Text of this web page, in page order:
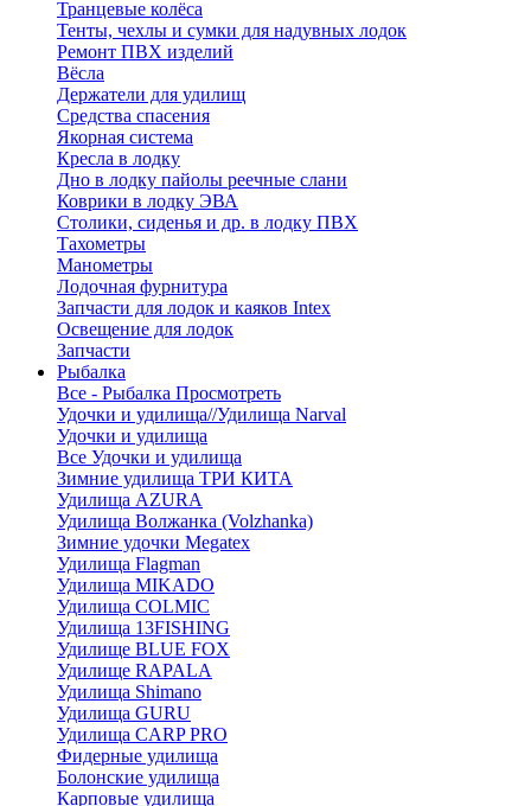
Транцевые колёса
Тенты, чехлы и сумки для надувных лодок
Ремонт ПВХ изделий
Вёсла
Держатели для удилищ
Средства спасения
Якорная система
Кресла в лодку
Дно в лодку пайолы реечные слани
Коврики в лодку ЭВА
Столики, сиденья и др. в лодку ПВХ
Тахометры
Манометры
Лодочная фурнитура
Запчасти для лодок и каяков Intex
Освещение для лодок
Запчасти
Рыбалка
Все - Рыбалка Просмотреть
Удочки и удилища//Удилища Narval
Удочки и удилища
Все Удочки и удилища
Зимние удилища ТРИ КИТА
Удилища AZURA
Удилища Волжанка (Volzhanka)
Зимние удочки Megatex
Удилища Flagman
Удилища MIKADO
Удилища COLMIC
Удилища 13FISHING
Удилище BLUE FOX
Удилище RAPALA
Удилища Shimano
Удилища GURU
Удилища CARP PRO
Фидерные удилища
Болонские удилища
Карповые удилища